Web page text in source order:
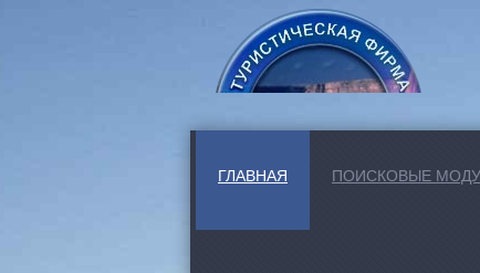
ГЛАВНАЯ ПОИСКОВЫЕ